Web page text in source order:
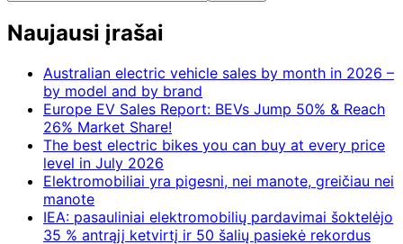
Naujausi įrašai
Australian electric vehicle sales by month in 2026 –
by model and by brand
Europe EV Sales Report: BEVs Jump 50% & Reach
26% Market Share!
The best electric bikes you can buy at every price
level in July 2026
Elektromobiliai yra pigesni, nei manote, greičiau nei
manote
IEA: pasauliniai elektromobilių pardavimai šoktelėjo
35 % antrąjį ketvirtį ir 50 šalių pasiekė rekordus